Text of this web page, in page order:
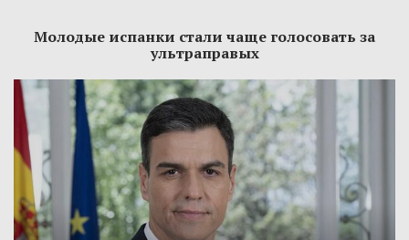
Молодые испанки стали чаще голосовать за
ультраправых